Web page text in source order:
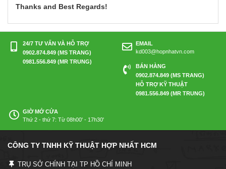
Thanks and Best Regards!
24/7 TƯ VẤN VÀ HỖ TRỢ
0902.874.849 (MS TRANG)
0981.556.849 (MR TRUNG)
EMAIL
kd003@hopnhatvn.com
BÁN HÀNG
0902.874.849 (MS TRANG)
HỖ TRỢ KỸ THUẬT
0981.556.849 (MR TRUNG)
GIỜ MỞ CỬA
Thứ 2 - thứ 7: Từ 08h00' - 17h30'
CÔNG TY TNHH KỸ THUẬT HỢP NHẤT HCM
TRỤ SỞ CHÍNH TẠI TP HỒ CHÍ MINH